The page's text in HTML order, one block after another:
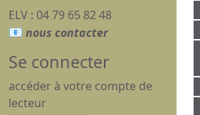
ELV : 04 79 65 82 48
Se connecter
accéder à votre compte de
lecteur